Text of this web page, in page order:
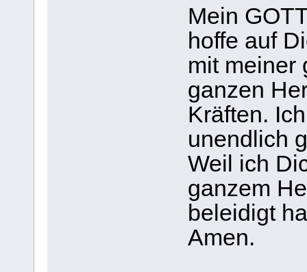
Mein
hoffe auf
mit meiner
ganzen
Kräften.
unendlich
Weil ich
ganzem
beleidigt
Amen.